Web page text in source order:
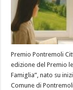
Premio Pontremoli
edizione del Premio
Famiglia”, nato su
Comune di